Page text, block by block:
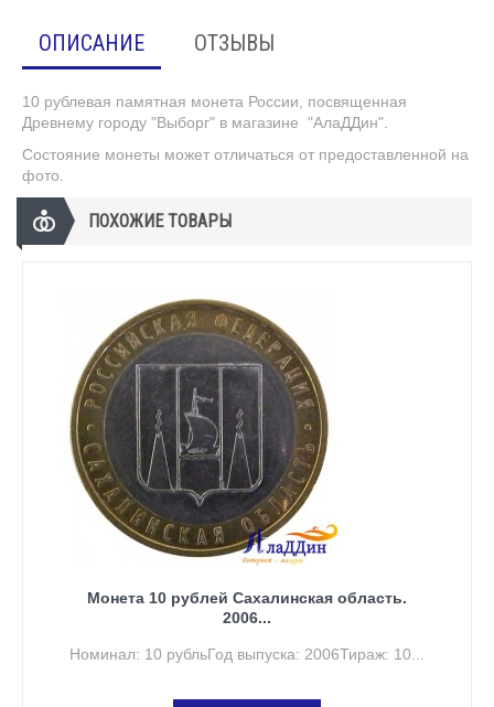
ОПИСАНИЕ ОТЗЫВЫ
10 рублевая памятная монета России, посвященная
Древнему городу "Выборг" в магазине "АлаДДин".
Состояние монеты может отличаться от предоставленной на
фото.
ПОХОЖИЕ ТОВАРЫ
Монета 10 рублей Сахалинская область.
2006...
Номинал: 10 рубльГод выпуска: 2006Тираж: 10...